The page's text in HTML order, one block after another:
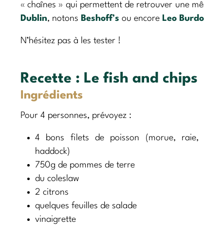
« chaînes » qui permettent de retrouver une
Dublin, notons Beshoff’s ou encore Leo
N’hésitez pas à les tester !
Recette : Le fish and chips
Ingrédients
Pour 4 personnes, prévoyez :
4 bons filets de poisson (morue, raie,
haddock)
750g de pommes de terre
du coleslaw
2 citrons
quelques feuilles de salade
vinaigrette